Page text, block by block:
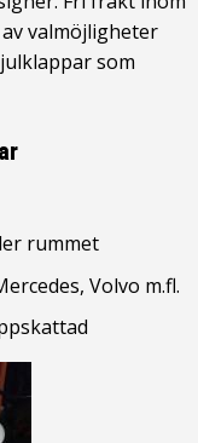
valmöjligheter
som
rummet
Volvo m.fl.